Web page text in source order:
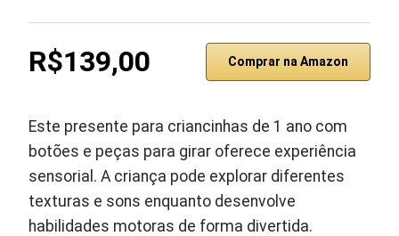
R$139,00 Comprar na Amazon
Este presente para criancinhas de 1 ano com
botões e peças para girar oferece experiência
sensorial. A criança pode explorar diferentes
texturas e sons enquanto desenvolve
habilidades motoras de forma divertida.